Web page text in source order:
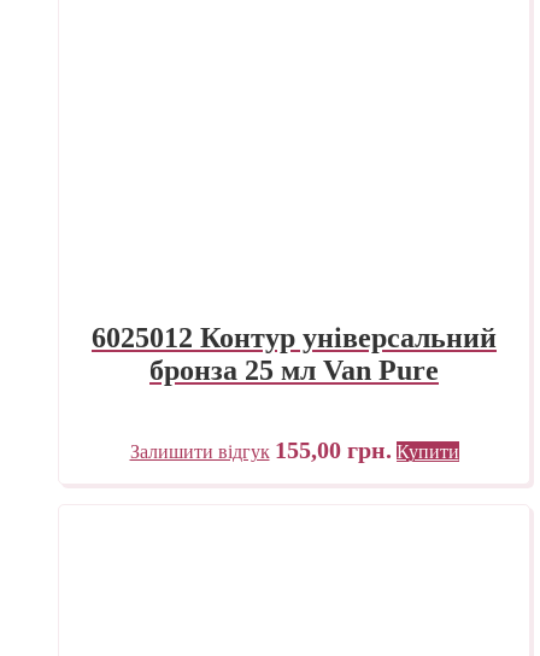
6025012 Контур універсальний
бронза 25 мл Van Pure
Залишити відгук 155,00 грн. Купити